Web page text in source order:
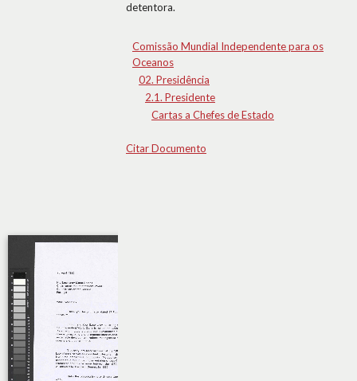
detentora.
Comissão Mundial Independente para os
Oceanos
02. Presidência
2.1. Presidente
Cartas a Chefes de Estado
Citar Documento